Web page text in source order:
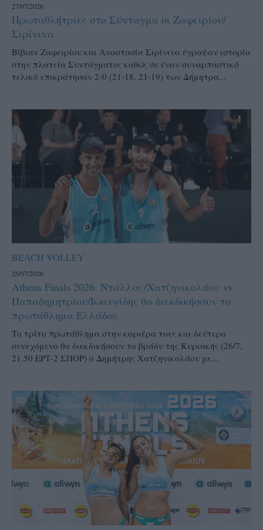
27/07/2026
Πρωταθλήτριες στο Σύνταγμα οι Ζαφειρίου/
Σιρίνινα
Βίβιαν Ζαφειρίου και Αναστασία Σιρίνινα έγραψαν ιστορία
στην πλατεία Συντάγματος καθώς σε έναν συναρπαστικό
τελικό επικράτησαν 2-0 (21-18, 21-19) των Δήμητρα...
BEACH VOLLEY
25/07/2026
Athens Finals 2026: Ντάλλας/Χατζηνικολάου vs
Παπαδημητρίου/Ιωαννίδης θα διεκδικήσουν το
πρωτάθλημα Ελλάδας
Το τρίτο πρωτάθλημα στην καριέρα τους και δεύτερο
συνεχόμενο θα διεκδικήσουν το βράδυ της Κυριακής (26/7,
21.50 ΕΡΤ-2 ΣΠΟΡ) ο Δημήτρης Χατζηνικολάου με...